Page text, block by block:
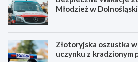
Młodzież w
Złotoryjska oszustka
uczynku z kradzionym